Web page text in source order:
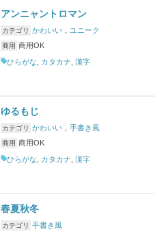
アンニャントロマン
カテゴリ かわいい， ユニーク
商用 商用OK
ひらがな
カタカナ 漢字
ゆるもじ
カテゴリ かわいい， 手書き風
商用 商用OK
ひらがな
カタカナ 漢字
春夏秋冬
カテゴリ 手書き風